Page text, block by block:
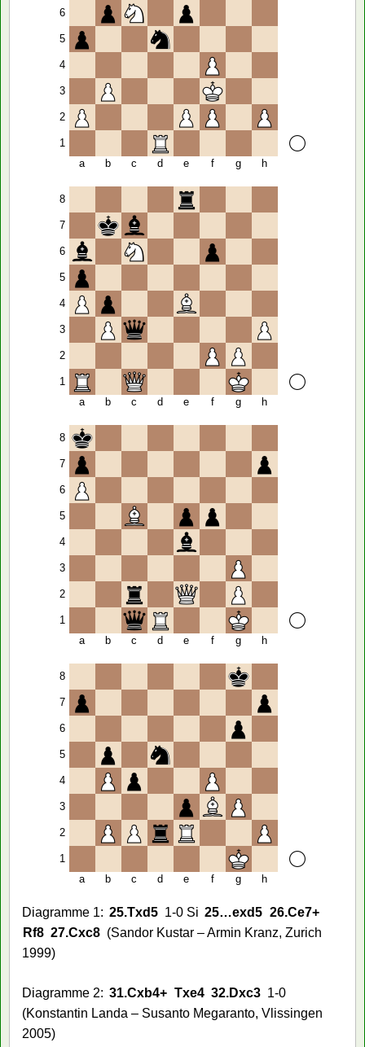
6
5
4
3
2
1
a
b c d e f g h
8
7
6
5
4
3
2
1
a
b c d e f g h
8
7
6
5
4
3
2
1
a
b c d e f g h
8
7
6
5
4
3
2
1
a
b c d e f g h
Diagramme 1: 25.Txd5 1-0 Si 25…exd5 26.Ce7+
Rf8 27.Cxc8 (Sandor Kustar – Armin Kranz, Zurich
1999)
Diagramme 2: 31.Cxb4+ Txe4 32.Dxc3 1-0
(Konstantin Landa – Susanto Megaranto, Vlissingen
2005)